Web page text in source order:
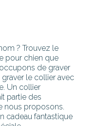
? Trouvez le
pour chien que
de graver
le collier avec
Un collier
partie des
nous proposons.
cadeau fantastique